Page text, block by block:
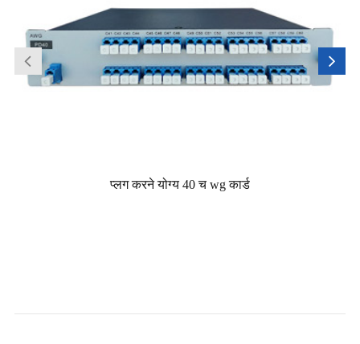
प्लग करने योग्य 40 च wg कार्ड